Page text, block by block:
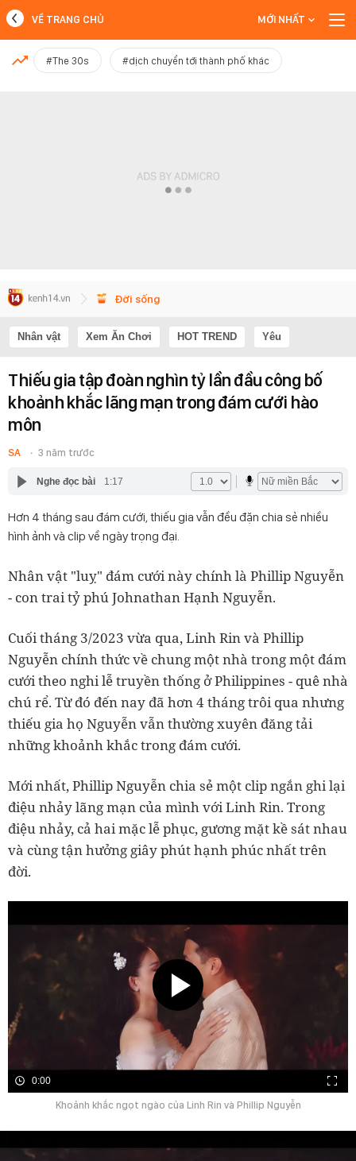
MỚI NHẤT
VỀ TRANG CHỦ MỚI NHẤT
#The 30s #dịch chuyển tới thành phố khác
Đời sống
Nhân vật Xem Ăn Chơi HOT TREND Yêu
Thiếu gia tập đoàn nghìn tỷ lần đầu công bố
khoảnh khắc lãng mạn trong đám cưới hào
môn
SA 3 năm trước
Nghe đọc bài 1:17
Hơn 4 tháng sau đám cưới, thiếu gia vẫn đều đặn chia sẻ nhiều
hình ảnh và clip về ngày trọng đại.
Nhân vật "luỵ" đám cưới này chính là Phillip Nguyễn
- con trai tỷ phú Johnathan Hạnh Nguyễn.
Cuối tháng 3/2023 vừa qua, Linh Rin và Phillip
Nguyễn chính thức về chung một nhà trong một đám
cưới theo nghi lễ truyền thống ở Philippines - quê nhà
chú rể. Từ đó đến nay đã hơn 4 tháng trôi qua nhưng
thiếu gia họ Nguyễn vẫn thường xuyên đăng tải
những khoảnh khắc trong đám cưới.
Mới nhất, Phillip Nguyễn chia sẻ một clip ngắn ghi lại
điệu nhảy lãng mạn của mình với Linh Rin. Trong
điệu nhảy, cả hai mặc lễ phục, gương mặt kề sát nhau
và cùng tận hưởng giây phút hạnh phúc nhất trên
đời.
0:00
Khoảnh khắc ngọt ngào của Linh Rin và Phillip Nguyễn